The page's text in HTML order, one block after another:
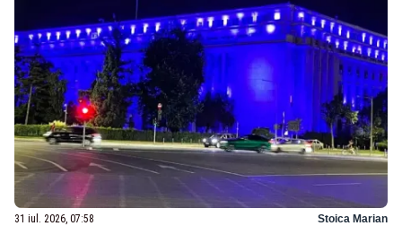
31 iul. 2026, 07:58 Stoica Marian